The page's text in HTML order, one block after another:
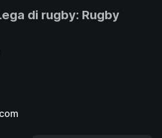
di rugby: Rugby